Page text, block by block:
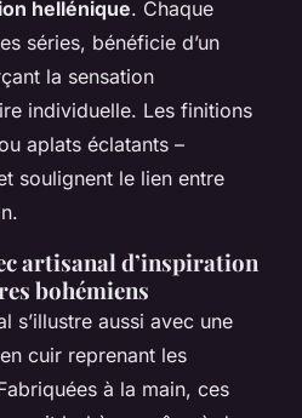
hellénique. Chaque
séries, bénéficie d’un
la sensation
individuelle. Les finitions
aplats éclatants –
soulignent le lien entre
artisanal d’inspiration
bohémiens
s’illustre aussi avec une
cuir reprenant les
à la main, ces